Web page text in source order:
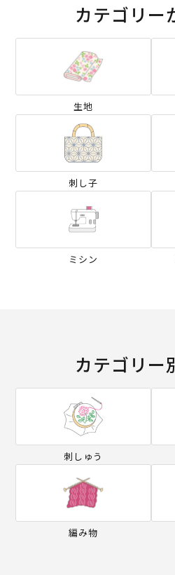
カテゴリー
生地
刺し子
ミシン
カテゴリー
刺しゅう
編み物